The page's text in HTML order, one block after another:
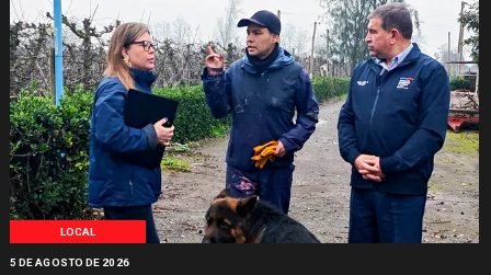
LOCAL
5 DE AGOSTO DE 2026